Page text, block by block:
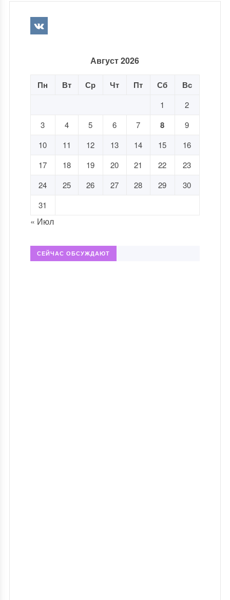
Август 2026
Пн Вт Ср Чт Пт Сб Вс
1
2
3
4 5 6 7 8
9
10
11 12 13 14 15
16
17
18 19 20 21 22
23
24
25 26 27 28 29
30
31
« Июл
СЕЙЧАС ОБСУЖДАЮТ